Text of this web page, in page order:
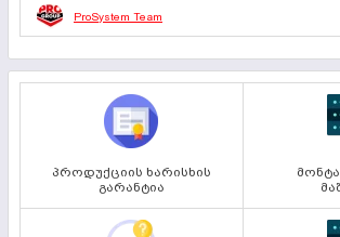
01 ივლისი 2025
სათვალთვალო კამერები გამოიყენება
ProSystem Team
პროდუქციის ხარისხის
გარანტია